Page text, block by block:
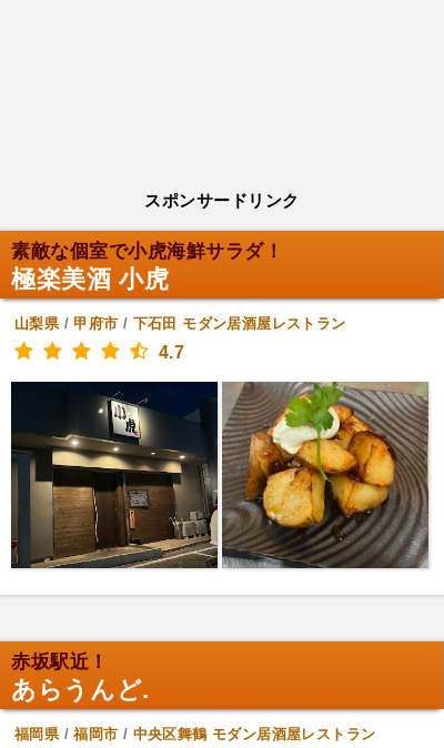
スポンサードリンク
素敵な個室で小虎海鮮サラダ！
極楽美酒 小虎
山梨県/甲府市 / 下石田 モダン居酒屋レストラン
4.7
赤坂駅近！
あらうんど.
福岡県/福岡市 / 中央区舞鶴 モダン居酒屋レストラン